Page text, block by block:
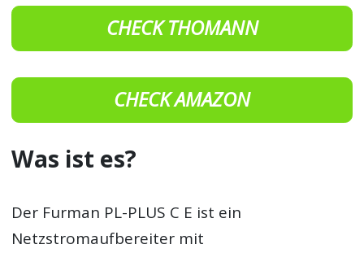
CHECK THOMANN
CHECK AMAZON
Was ist es?
Der Furman PL-PLUS C E ist ein
Netzstromaufbereiter mit